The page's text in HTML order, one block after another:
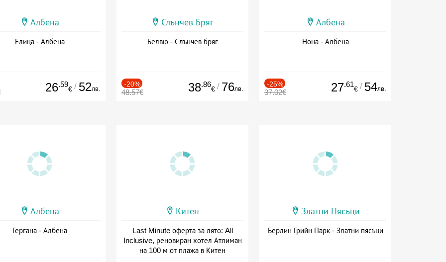
Албена
Елица - Албена
26.59
€ / 52лв.
Слънчев Бряг
Белвю - Слънчев бряг
-20%
48.57€ 38.86
€ / 76лв.
Албена
Нона - Албена
-25%
37.02€ 27.61
€ / 54лв.
Албена
Гергана - Албена
Китен
Last Minute оферта за лято: All
Inclusive, реновиран хотел Атлиман
на 100 м от плажа в Китен
Златни Пясъци
Берлин Грийн Парк - Златни пясъци